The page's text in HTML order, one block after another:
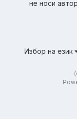
не носи
Избор на език